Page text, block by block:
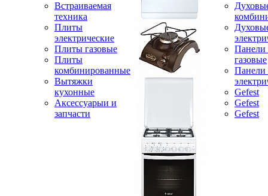
Встраиваемая
техника
Плиты
электрические
Плиты газовые
Плиты
комбинированные
Вытяжки
кухонные
Аксессуарыи и
запчасти
Панели
газовые
Панели
Gefest
Gefest
Gefest